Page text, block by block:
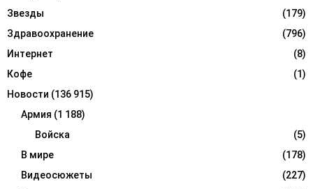
Звезды
(179)
Здравоохранение
(796)
Интернет
(8)
Кофе
(1)
Новости (136 915)
Армия (1 188)
Войска
(5)
В мире
(178)
Видеосюжеты
(227)